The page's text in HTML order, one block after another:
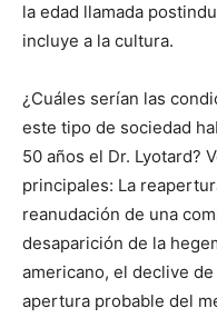
la edad llamada
incluye a la cultura.
¿Cuáles serían las
este tipo de sociedad
50 años el Dr. Lyotard?
principales: La
reanudación de una
desaparición de la
americano, el declive
apertura probable del